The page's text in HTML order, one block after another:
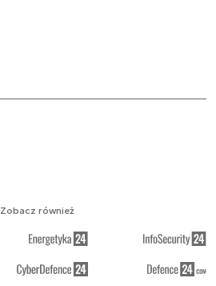
Zobacz również